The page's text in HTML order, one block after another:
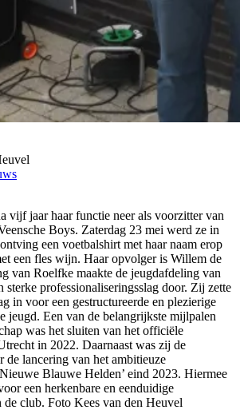
vijf jaar haar functie neer als voorzitter van
Boys. Zaterdag 23 mei werd ze in
een voetbalshirt met haar naam erop
een fles wijn. Haar opvolger is Willem de
van Roelfke maakte de jeugdafdeling van
sterke professionaliseringsslag door. Zij zette
in voor een gestructureerde en plezierige
jeugd. Een van de belangrijkste mijlpalen
was het sluiten van het officiële
in 2022. Daarnaast was zij de
de lancering van het ambitieuze
Blauwe Helden’ eind 2023. Hiermee
een herkenbare en eenduidige
club. Foto Kees van den Heuvel